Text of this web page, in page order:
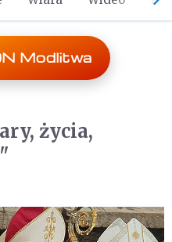
Modlitwa
życia,